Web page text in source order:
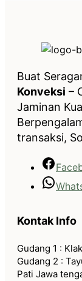
Buat
Konveksi –
Jaminan
transaksi,
Kontak Info
Gudang 1 :
Gudang 2 :
Pati Jawa